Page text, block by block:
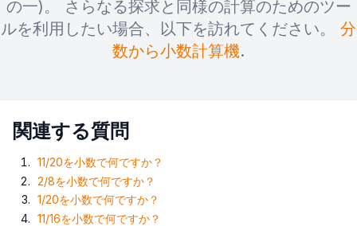
ィジェット
の一)。 さらなる探求と同様の計算のためのツー
ルを利用したい場合、以下を訪れてください。 分
数から小数計算機.
関連する質問
11/20を小数で何ですか？
2/8を小数で何ですか？
1/20を小数で何ですか？
11/16を小数で何ですか？